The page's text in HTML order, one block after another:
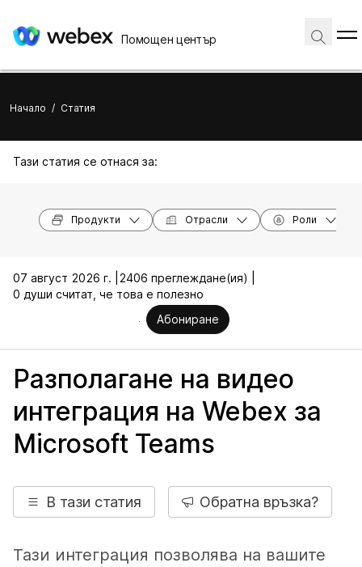
Помощен център
Начало / Статия
Тази статия се отнася за:
Продукти Отрасли Роли
07 август 2026 г. |
2406 преглеждане(ия) |
0 души считат, че това е полезно
Абониране
Разполагане на видео
интеграция на Webex за
Microsoft Teams
В тази статия Обратна връзка?
Тази интеграция позволява на вашите